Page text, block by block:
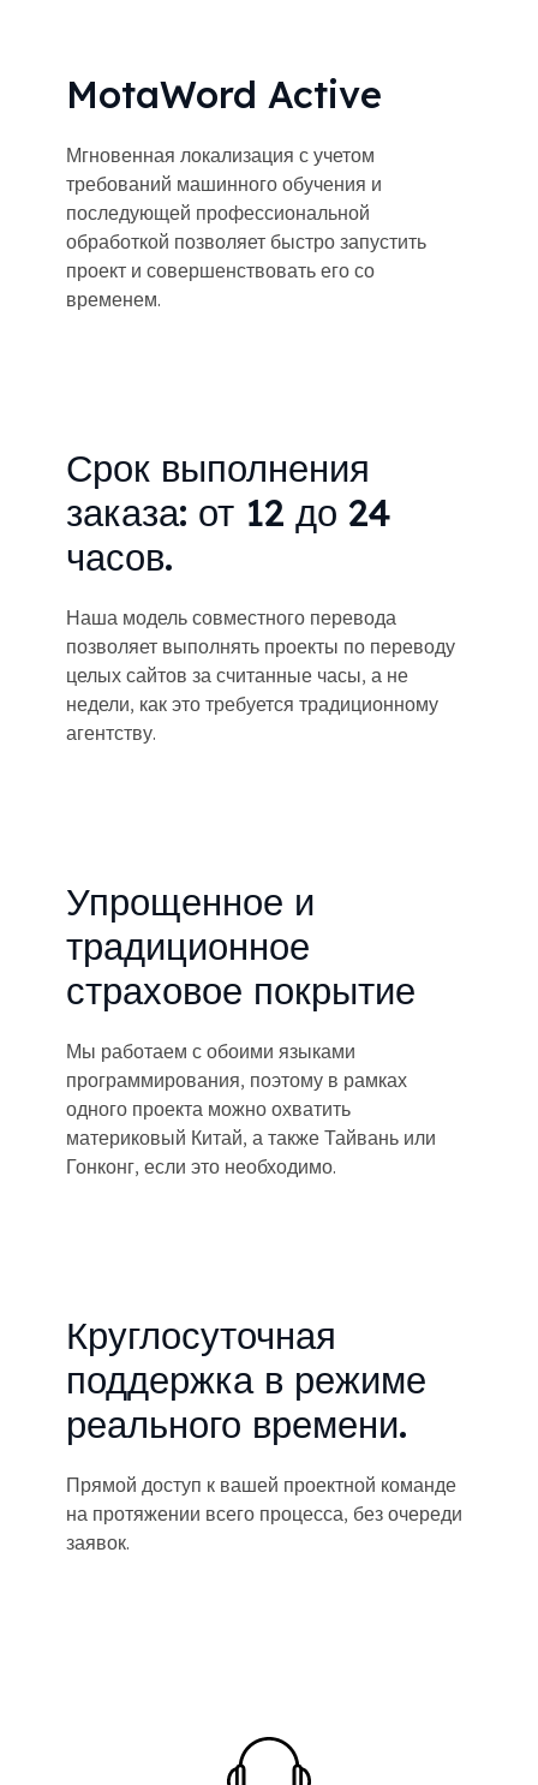
MotaWord Active
Мгновенная локализация с учетом
требований машинного обучения и
последующей профессиональной
обработкой позволяет быстро запустить
проект и совершенствовать его со
временем.
Срок выполнения
заказа: от 12 до 24
часов.
Наша модель совместного перевода
позволяет выполнять проекты по переводу
целых сайтов за считанные часы, а не
недели, как это требуется традиционному
агентству.
Упрощенное и
традиционное
страховое покрытие
Мы работаем с обоими языками
программирования, поэтому в рамках
одного проекта можно охватить
материковый Китай, а также Тайвань или
Гонконг, если это необходимо.
Круглосуточная
поддержка в режиме
реального времени.
Прямой доступ к вашей проектной команде
на протяжении всего процесса, без очереди
заявок.